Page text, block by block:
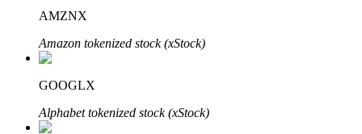
AMZNX
Amazon tokenized stock (xStock)
GOOGLX
Alphabet tokenized stock (xStock)